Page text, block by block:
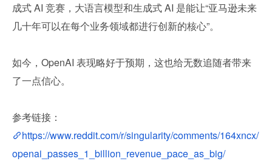
成式 AI 竞赛，大语言模型和生成式 AI 是能让“亚马逊未来
几十年可以在每个业务领域都进行创新的核心”。
如今，OpenAI 表现略好于预期，这也给无数追随者带来
了一点信心。
参考链接：
https://www.reddit.com/r/singularity/comments/164xncx/
openai_passes_1_billion_revenue_pace_as_big/